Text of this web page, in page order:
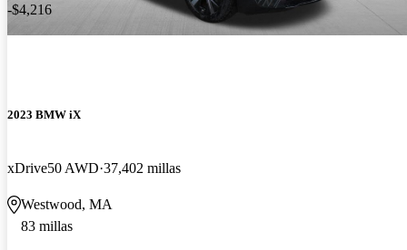
-$4,216
2023 BMW iX
xDrive50 AWD 37,402 millas
Westwood, MA
83 millas